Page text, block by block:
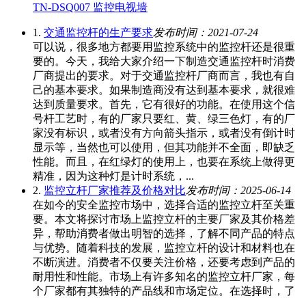
TN-DSQ007 监控电视墙
1. 交通监控杆的生产要求发布时间：2021-07-24
可以说，很多地方都要用监控系统中的监控杆还是很重
要的。今天，我给大家介绍一下制造交通监控杆时消费
厂商提出的要求。对于交通监控杆厂商而言，我也有自
己的基本要求。如果制造商没有达到基本要求，就很难
达到质量要求。首先，它有很好的功能。在使用这个信
号杆工艺时，有的厂家只要红、黄、绿三色灯，有的厂
家没有标识，或者没有方向箭头指示，或者没有倒计时
显示等，当然也可以使用，但其功能并不全面，即缺乏
性能。而且，在红绿灯的使用上，也要在系统上做得更
精准，因为这种灯是计时系统，...
2. 监控立杆厂家推荐及价格对比发布时间：2025-06-14
在如今的安全监控市场中，选择合适的监控立杆至关重
要。本文将探讨市场上监控立杆的主要厂家及其价格差
异，帮助消费者做出明智的选择，了解不同产品的特点
与优势。随着科技的发展，监控立杆的设计和材料也在
不断演进。消费者不仅要关注价格，还要考虑到产品的
耐用性和性能。市场上有许多知名的监控立杆厂家，每
个厂家都有其独特的产品线和市场定位。在选择时，了